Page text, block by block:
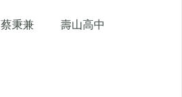
蔡秉兼 壽山高中